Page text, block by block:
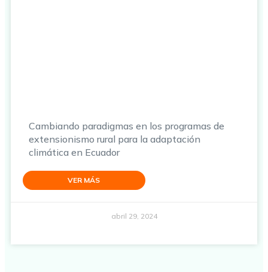
Cambiando paradigmas en los programas de
extensionismo rural para la adaptación
climática en Ecuador
VER MÁS
abril 29, 2024